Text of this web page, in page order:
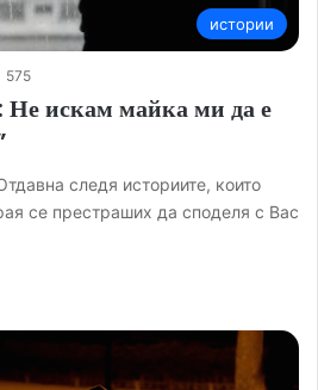
истории
575
искам майка ми да е
следя историите, които
се престраших да споделя с Вас